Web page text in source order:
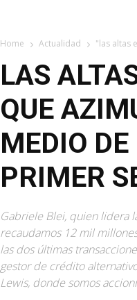
Home Actualidad "las altas
LAS
QUE
MEDIO
PRIMER
Gabriele Blei, quien lidera
recaudamos 12 mil
las dos últimas
gestor de crédito
Lewis, donde somos